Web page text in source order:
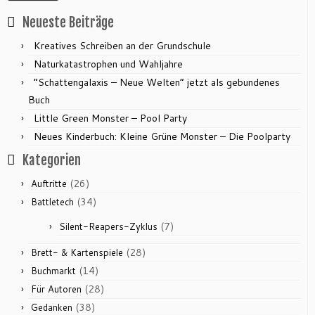
Neueste Beiträge
Kreatives Schreiben an der Grundschule
Naturkatastrophen und Wahljahre
“Schattengalaxis – Neue Welten” jetzt als gebundenes
Buch
Little Green Monster – Pool Party
Neues Kinderbuch: Kleine Grüne Monster – Die Poolparty
Kategorien
Auftritte (26)
Battletech (34)
Silent-Reapers-Zyklus (7)
Brett- & Kartenspiele (28)
Buchmarkt (14)
Für Autoren (28)
Gedanken (38)